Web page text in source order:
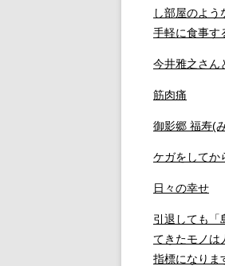
し部屋のよう
手軽に食事す
今井雅之さん
筋肉痛
御影郷 福寿(
ケガをしてか
日々の幸せ
引退しても「
てきたモノは
指標になりま